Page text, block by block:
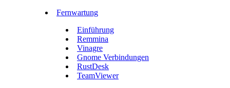
Fernwartung
Einführung
Remmina
Vinagre
Gnome Verbindungen
RustDesk
TeamViewer